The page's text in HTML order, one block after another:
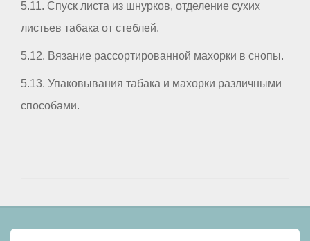
5.11. Спуск листа из шнурков, отделение сухих
листьев табака от стеблей.
5.12. Вязание рассортированной махорки в снопы.
5.13. Упаковывания табака и махорки различными
способами.